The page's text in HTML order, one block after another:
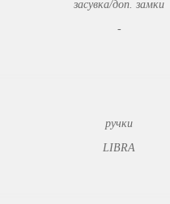
засувка/доп. замки
-
ручки
LIBRA